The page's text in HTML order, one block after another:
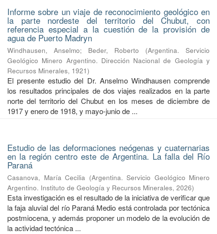
Informe sobre un viaje de reconocimiento geológico en
la parte nordeste del territorio del Chubut, con
referencia especial a la cuestión de la provisión de
agua de Puerto Madryn
Windhausen, Anselmo; Beder, Roberto (Argentina. Servicio
Geológico Minero Argentino. Dirección Nacional de Geología y
Recursos Minerales, 1921)
El presente estudio del Dr. Anselmo Windhausen comprende
los resultados principales de dos viajes realizados en la parte
norte del territorio del Chubut en los meses de diciembre de
1917 y enero de 1918, y mayo-junio de ...
Estudio de las deformaciones neógenas y cuaternarias
en la región centro este de Argentina. La falla del Río
Paraná
Casanova, María Cecilia (Argentina. Servicio Geológico Minero
Argentino. Instituto de Geología y Recursos Minerales, 2026)
Esta investigación es el resultado de la iniciativa de verificar que
la faja aluvial del río Paraná Medio está controlada por tectónica
postmiocena, y además proponer un modelo de la evolución de
la actividad tectónica ...